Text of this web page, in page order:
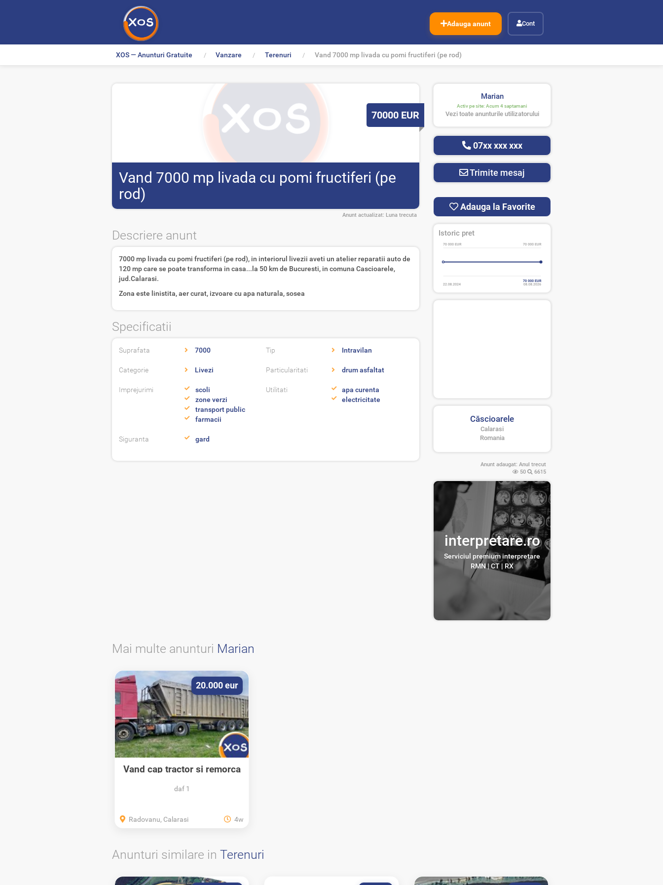
Adauga anunt Cont
XOS — Anunturi Gratuite Vanzare Terenuri Vand 7000 mp livada cu pomi fructiferi (pe rod)
Vand 7000 mp livada cu pomi fructiferi (pe
rod)
Anunt actualizat: Luna trecuta
Descriere anunt
7000 mp livada cu pomi fructiferi (pe rod), in interiorul livezii aveti un atelier reparatii auto de
120 mp care se poate transforma in casa...la 50 km de Bucuresti, in comuna Cascioarele,
jud.Calarasi.
Zona este linistita, aer curat, izvoare cu apa naturala, sosea
Specificatii
Suprafata 7000 Tip Intravilan
Categorie Livezi Particularitati drum asfaltat
Imprejurimi
scoli
zone verzi
transport public
farmacii
Utilitati
apa curenta
electricitate
Siguranta gard
P
r
70000 EUR
Marian
Activ pe site: Acum 4 saptamani
Vezi toate anunturile utilizatorului
07xx xxx xxx
Trimite mesaj
Adauga la Favorite
Istoric pret
70 000 EUR 70 000 EUR
70 000 EUR
22.08.2024
08.08.2026
Căscioarele
Calarasi
Romania
50 6615
Anunt adaugat: Anul trecut
interpretare.ro
Serviciul premium interpretare
RMN | CT | RX
Mai multe anunturi Marian
Vand cap tractor si remorca
daf 1
20.000 eur
Radovanu, Calarasi 4w
Anunturi similare in Terenuri